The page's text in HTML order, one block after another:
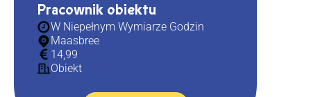
Pracownik obiektu
W Niepełnym Wymiarze Godzin
Maasbree
14,99
Obiekt